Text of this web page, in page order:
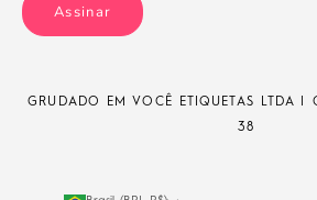
Assinar
GRUDADO EM VOCÊ ETIQUETAS LTDA |
38